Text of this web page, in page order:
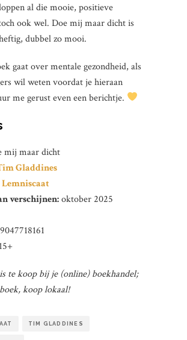
al die mooie, positieve
ook wel. Doe mij maar dicht is
dubbel zo mooi.
gaat over mentale gezondheid, als
wil weten voordat je hieraan
me gerust even een berichtje.
mij maar dicht
Gladdines
Lemniscaat
verschijnen:oktober 2025
15+
te koop bij je (online) boekhandel;
koop lokaal!
TIM GLADDINES